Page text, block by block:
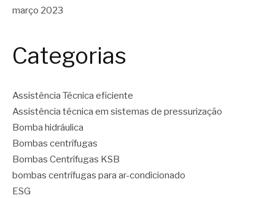
março 2023
Categorias
Assistência Técnica eficiente
Assistência técnica em sistemas de pressurização
Bomba hidráulica
Bombas centrífugas
Bombas Centrífugas KSB
bombas centrífugas para ar-condicionado
ESG